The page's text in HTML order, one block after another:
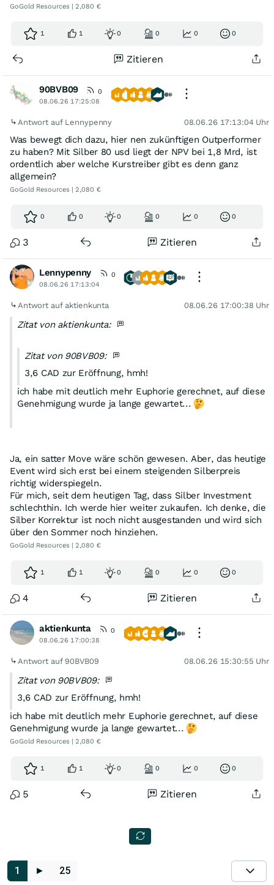
GoGold Resources | 2,080 €
1 1 0 0 0 0
Zitieren
90BVB09
0
08.06.26 17:25:08
Antwort auf Lennypenny 08.06.26 17:13:04 Uhr
Was bewegt dich dazu, hier nen zukünftigen Outperformer
zu haben? Mit Silber 80 usd liegt der NPV bei 1,8 Mrd, ist
ordentlich aber welche Kurstreiber gibt es denn ganz
allgemein?
GoGold Resources | 2,080 €
0 0 0 0 0 0
3 Zitieren
Lennypenny
0
08.06.26 17:13:04
Antwort auf aktienkunta 08.06.26 17:00:38 Uhr
Zitat von aktienkunta:
Zitat von 90BVB09:
3,6 CAD zur Eröffnung, hmh!
ich habe mit deutlich mehr Euphorie gerechnet, auf diese
Genehmigung wurde ja lange gewartet...
Ja, ein satter Move wäre schön gewesen. Aber, das heutige
Event wird sich erst bei einem steigenden Silberpreis
richtig widerspiegeln.
Für mich, seit dem heutigen Tag, dass Silber Investment
schlechthin. Ich werde hier weiter zukaufen. Ich denke, die
Silber Korrektur ist noch nicht ausgestanden und wird sich
über den Sommer noch hinziehen.
GoGold Resources | 2,080 €
1 1 0 0 0 0
4 Zitieren
aktienkunta
0
08.06.26 17:00:38
Antwort auf 90BVB09 08.06.26 15:30:55 Uhr
Zitat von 90BVB09:
3,6 CAD zur Eröffnung, hmh!
ich habe mit deutlich mehr Euphorie gerechnet, auf diese
Genehmigung wurde ja lange gewartet...
GoGold Resources | 2,080 €
1 1 0 0 0 0
5 Zitieren
1 ► 25